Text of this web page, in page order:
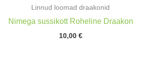
Linnud loomad draakonid
Nimega sussikott Roheline Draakon
10,00 €